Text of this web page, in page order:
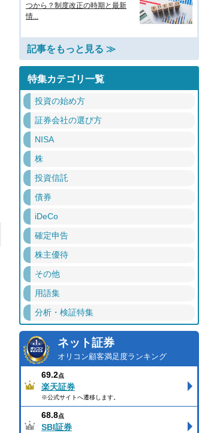
つから？制度改正の時期と最新
情...
記事をもっと見る ≫
特集カテゴリ一覧
投資の始め方
証券会社の選び方
NISA
株
投資信託
債券
iDeCo
確定申告
株主優待
その他
用語集
分析・検証特集
ネット証券
オリコン顧客満足度ランキング
69.2点
楽天証券
※公式サイトへ遷移します。
68.8点
SBI証券